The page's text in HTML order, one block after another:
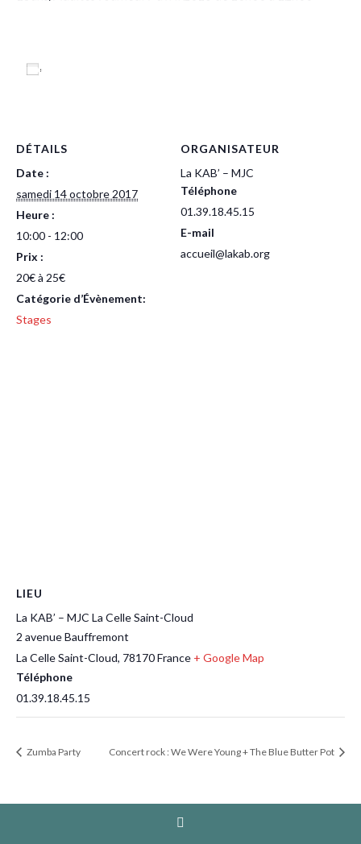
DÉTAILS
Date :
samedi 14 octobre 2017
Heure :
10:00 - 12:00
Prix :
20€ à 25€
Catégorie d’Évènement:
Stages
ORGANISATEUR
La KAB’ – MJC
Téléphone
01.39.18.45.15
E-mail
accueil@lakab.org
LIEU
La KAB’ – MJC La Celle Saint-Cloud
2 avenue Bauffremont
La Celle Saint-Cloud, 78170France + Google Map
Téléphone
01.39.18.45.15
Zumba Party Concert rock : We Were Young + The Blue Butter Pot